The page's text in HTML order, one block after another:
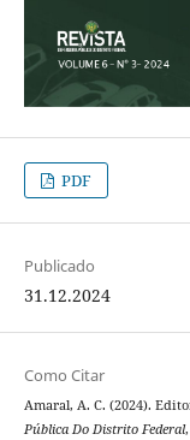
PDF
Publicado
31.12.2024
Como Citar
Amaral, A. C. (2024).
Pública Do Distrito Federal,